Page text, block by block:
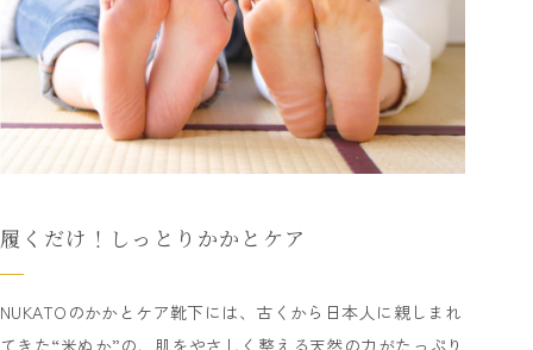
履くだけ！しっとりかかとケア
NUKATOのかかとケア靴下には、古くから日本人に親しまれ